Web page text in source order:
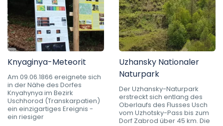
Knyaginya-Meteorit
Am 09.06.1866 ereignete sich
in der Nähe des Dorfes
Knyahynya im Bezirk
Uschhorod (Transkarpatien)
ein einzigartiges Ereignis -
ein riesiger
Uzhansky Nationaler
Naturpark
Der Uzhansky-Naturpark
erstreckt sich entlang des
Oberlaufs des Flusses Usch
vom Uzhotsky-Pass bis zum
Dorf Zabrod über 45 km. Die